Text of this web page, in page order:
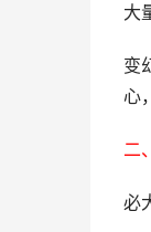
大
变
心
二
必